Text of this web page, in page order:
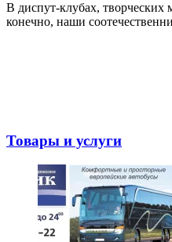
В диспут-клубах,
конечно, наши
Товары и услуги